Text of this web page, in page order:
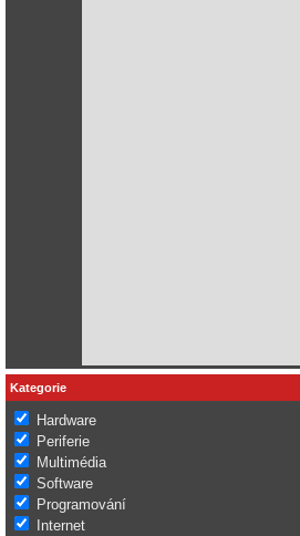
Kategorie
Hardware
Periferie
Multimédia
Software
Programování
Internet